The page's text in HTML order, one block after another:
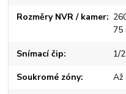
Rozměry NVR / kamer
75
Snímací čip 1/
Soukromé zóny Až